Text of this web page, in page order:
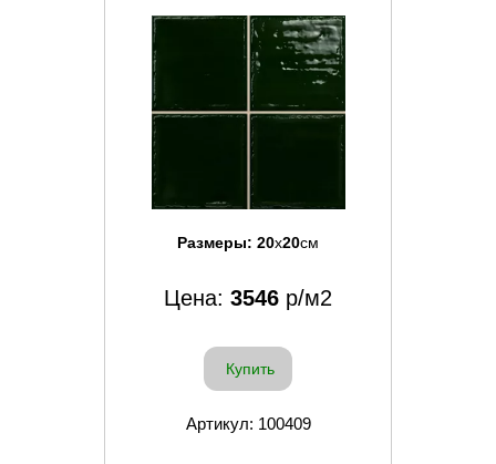
Размеры: 20x20см
Цена: 3546 р/м2
Купить
Артикул: 100409